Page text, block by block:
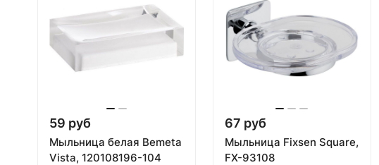
59 руб
Мыльница белая Bemeta
Vista, 120108196-104
67 руб
Мыльница Fixsen Square,
FX-93108